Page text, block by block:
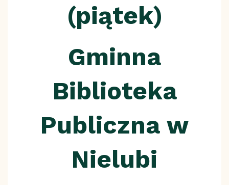
(piątek)
Gminna
Biblioteka
Publiczna w
Nielubi